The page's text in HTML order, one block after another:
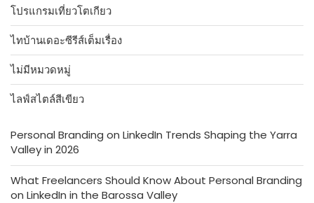
โปรแกรมเที่ยวโตเกียว
ไทบ้านเดอะซีรีส์เต็มเรื่อง
ไม่มีหมวดหมู่
ไลฟ์สไตล์สีเขียว
Personal Branding on LinkedIn Trends Shaping the Yarra
Valley in 2026
What Freelancers Should Know About Personal Branding
on LinkedIn in the Barossa Valley